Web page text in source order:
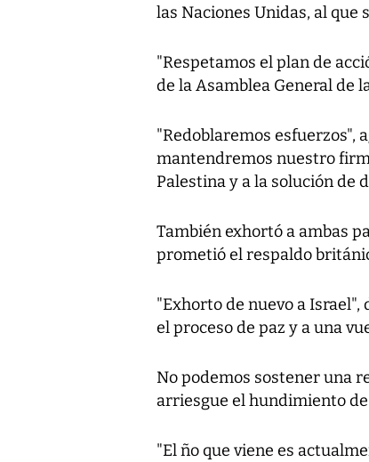
las Naciones Unidas, al que
"Respetamos el plan de
de la Asamblea General de
"Redoblaremos esfuerzos",
mantendremos nuestro
Palestina y a la solución de
También exhortó a ambas
prometió el respaldo
"Exhorto de nuevo a Israel",
el proceso de paz y a una
No podemos sostener una
arriesgue el hundimiento
"El ño que viene es